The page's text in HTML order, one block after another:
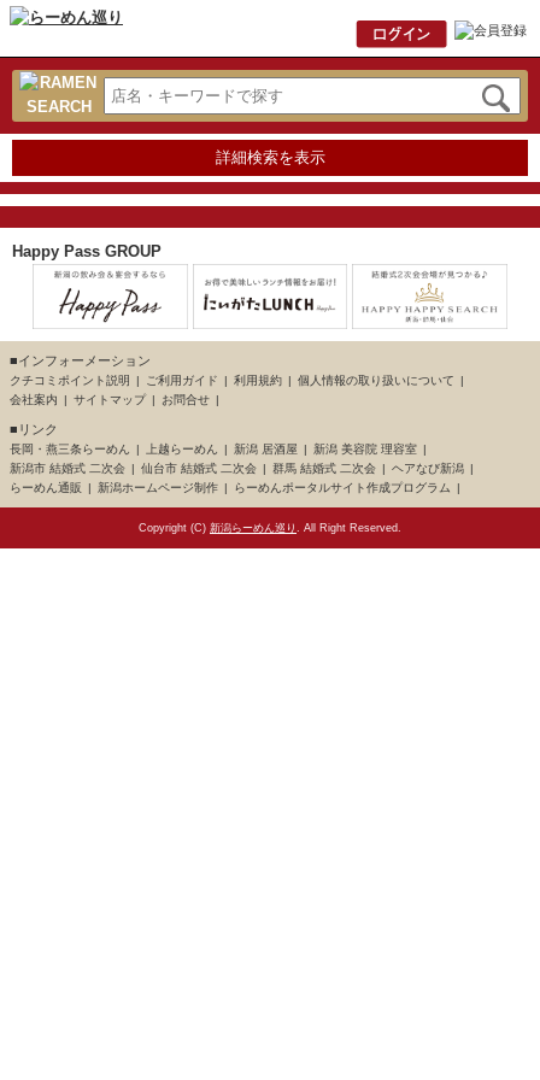
詳細検索を表示
Happy Pass GROUP
■インフォーメーション
クチコミポイント説明 ご利用ガイド 利用規約
個人情報の取り扱いについて
会社案内
サイトマップ お問合せ
■リンク
長岡・燕三条らーめん 上越らーめん 新潟 居酒屋
新潟 美容院 理容室
新潟市 結婚式 二次会
仙台市 結婚式 二次会 群馬 結婚式 二次会
ヘアなび新潟
らーめん通販
新潟ホームページ制作 らーめんポータルサイト作成プログラム
Copyright (C) 新潟らーめん巡り . All Right Reserved.